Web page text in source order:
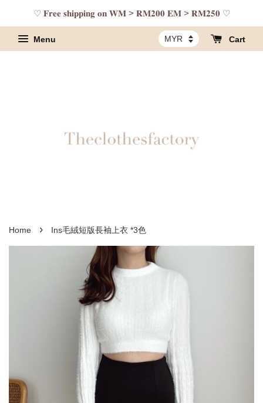
♡ 𝐅𝐫𝐞𝐞 𝐬𝐡𝐢𝐩𝐩𝐢𝐧𝐠 𝐨𝐧 𝐖𝐌 > 𝐑𝐌𝟐𝟎𝟎 𝐄𝐌 > 𝐑𝐌𝟐𝟓𝟎 ♡
Menu Cart
Home › Ins毛絨短版長袖上衣 *3色